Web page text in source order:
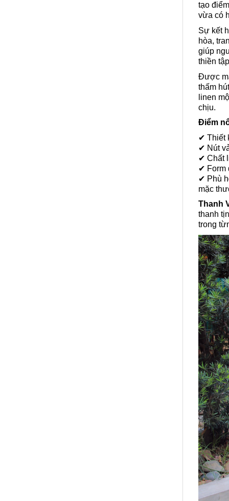
tạo
vừa có
Sự kết
hòa,
giúp
thiền
Được
thấm
linen
chịu.
Điểm
✔ Thiết
✔ Nút
✔ Chất
✔ Form
✔ Phù
mặc
Thanh
thanh
trong